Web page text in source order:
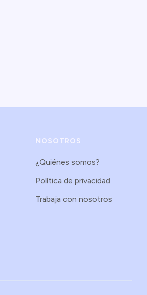
NOSOTROS
¿Quiénes somos?
Política de privacidad
Trabaja con nosotros